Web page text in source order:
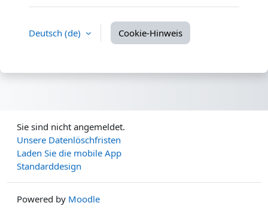
Deutsch ‎(de)‎ Cookie-Hinweis
Sie sind nicht angemeldet.
Unsere Datenlöschfristen
Laden Sie die mobile App
Standarddesign
Powered by Moodle